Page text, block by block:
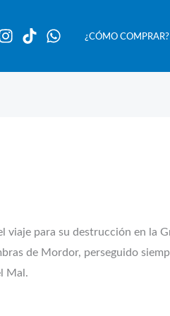
¿CÓMO COMPRAR?
para su destrucción en la
de Mordor, perseguido
Mal.